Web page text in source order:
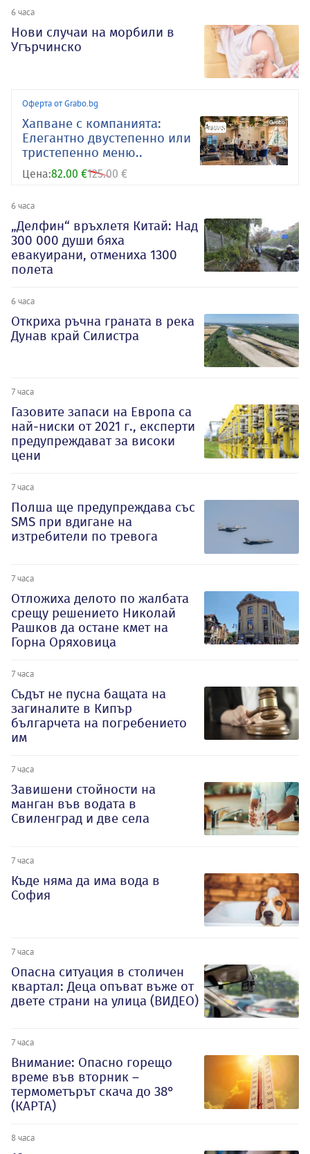
6 часа
Нови случаи на морбили в
Угърчинско
Оферта от Grabo.bg
Хапване с компанията:
Елегантно двустепенно или
тристепенно меню..
Цена:82.00 €125.00 €
6 часа
„Делфин“ връхлетя Китай: Над
300 000 души бяха
евакуирани, отмениха 1300
полета
6 часа
Откриха ръчна граната в река
Дунав край Силистра
7 часа
Газовите запаси на Европа са
най-ниски от 2021 г., експерти
предупреждават за високи
цени
7 часа
Полша ще предупреждава със
SMS при вдигане на
изтребители по тревога
7 часа
Отложиха делото по жалбата
срещу решението Николай
Рашков да остане кмет на
Горна Оряховица
7 часа
Съдът не пусна бащата на
загиналите в Кипър
българчета на погребението
им
7 часа
Завишени стойности на
манган във водата в
Свиленград и две села
7 часа
Къде няма да има вода в
София
7 часа
Опасна ситуация в столичен
квартал: Деца опъват въже от
двете страни на улица (ВИДЕО)
7 часа
Внимание: Опасно горещо
време във вторник –
термометърът скача до 38°
(КАРТА)
8 часа